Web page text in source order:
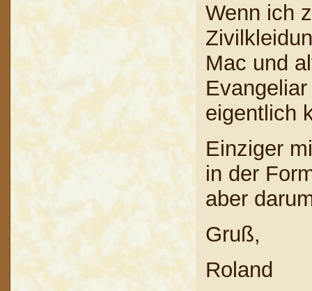
Wenn ich
Mac und
eigentlich
Einziger
in der
aber
Gruß,
Roland